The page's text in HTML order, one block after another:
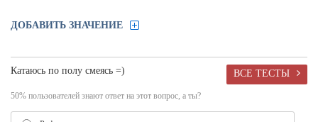
ДОБАВИТЬ ЗНАЧЕНИЕ
ВСЕ ТЕСТЫ
Катаюсь по полу смеясь =)
50% пользователей знают ответ на этот вопрос, а ты?